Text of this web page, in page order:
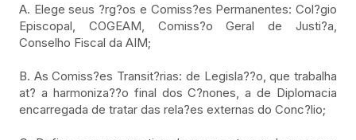
A. Elege seus ?rg?os e Comiss?es Permanentes: Col?gio
Episcopal, COGEAM, Comiss?o Geral de Justi?a,
Conselho Fiscal da AIM;
B. As Comiss?es Transit?rias: de Legisla??o, que trabalha
at? a harmoniza??o final dos C?nones, a de Diplomacia
encarregada de tratar das rela?es externas do Conc?lio;